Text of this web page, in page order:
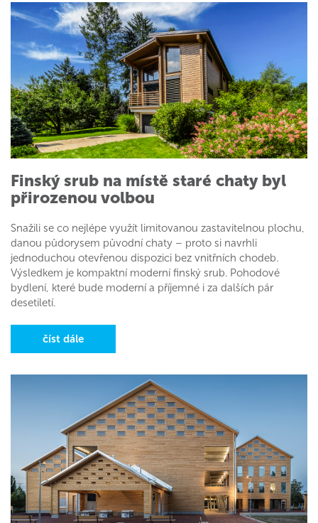
Finský srub na místě staré chaty byl
přirozenou volbou
Snažili se co nejlépe využít limitovanou zastavitelnou plochu,
danou půdorysem původní chaty – proto si navrhli
jednoduchou otevřenou dispozici bez vnitřních chodeb.
Výsledkem je kompaktní moderní finský srub. Pohodové
bydlení, které bude moderní a příjemné i za dalších pár
desetiletí.
číst dále